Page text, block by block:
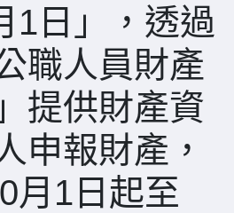
1日」，透過
職人員財產
提供財產資
申報財產，
月1日起至